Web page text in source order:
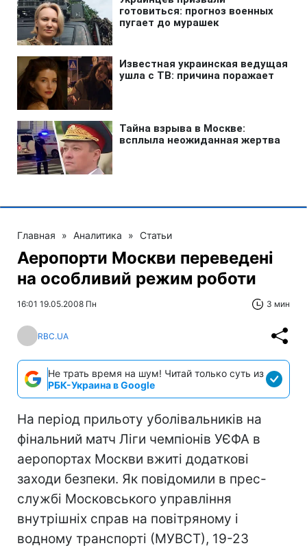
Главная » Аналитика » Статьи
Аеропорти Москви переведені
на особливий режим роботи
16:01 19.05.2008 Пн 3 мин
RBC.UA
Не трать время на шум! Читай только суть из
РБК-Украина в Google
На період прильоту уболівальників на
фінальний матч Ліги чемпіонів УЄФА в
аеропортах Москви вжиті додаткові
заходи безпеки. Як повідомили в прес-
службі Московського управління
внутрішніх справ на повітряному і
водному транспорті (МУВСТ), 19-23